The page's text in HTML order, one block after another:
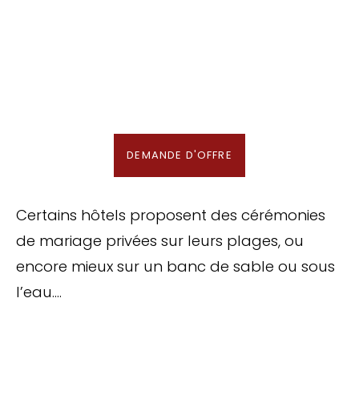
DEMANDE D'OFFRE
Certains hôtels proposent des cérémonies
de mariage privées sur leurs plages, ou
encore mieux sur un banc de sable ou sous
l’eau….